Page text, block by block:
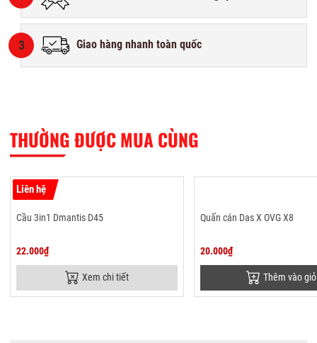
3 Giao hàng nhanh toàn quốc
THƯỜNG ĐƯỢC MUA CÙNG
Liên hệ
Cầu 3in1 Dmantis D45
22.000₫
Xem chi tiết
Quấn cán Das X OVG X8
20.000₫
Thêm vào giỏ